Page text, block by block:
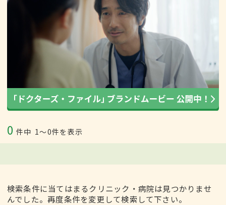
0 件中 1〜0件を表示
検索条件に当てはまるクリニック・病院は見つかりませ
んでした。再度条件を変更して検索して下さい。